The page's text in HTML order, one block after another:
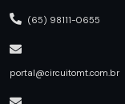
(65) 98111-0655
portal@circuitomt.com.br